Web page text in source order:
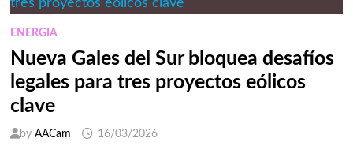
EN
CONSTRUCCIÓN
EN
NUEVA
GALES
DEL
ENERGIA
Nueva Gales del Sur bloquea desafíos
legales para tres proyectos eólicos
clave
by AACam 16/03/2026